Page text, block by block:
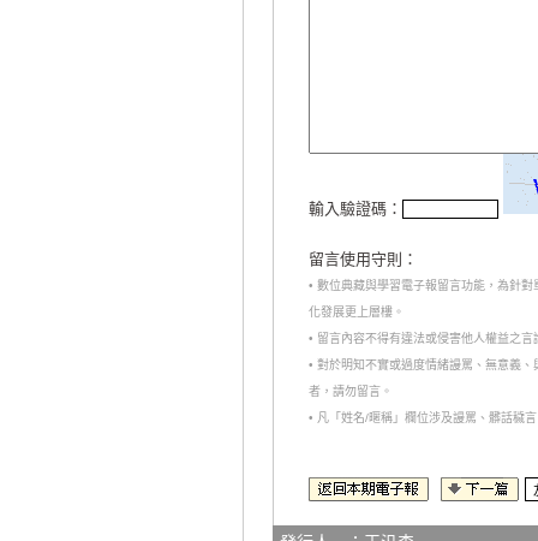
輸入驗證碼：
留言使用守則：
• 數位典藏與學習電子報留言功能，為針
化發展更上層樓。
• 留言內容不得有違法或侵害他人權益之
• 對於明知不實或過度情緒謾罵、無意義
者，請勿留言。
• 凡「姓名/暱稱」欄位涉及謾罵、髒話穢